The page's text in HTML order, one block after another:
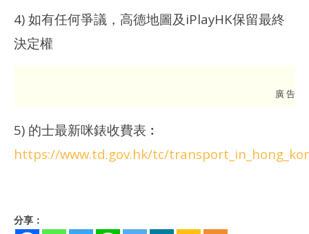
4) 如有任何爭議，高德地圖及iPlayHK保留最終
決定權
廣 告
5) 的士最新咪錶收費表︰
https://www.td.gov.hk/tc/
分享：